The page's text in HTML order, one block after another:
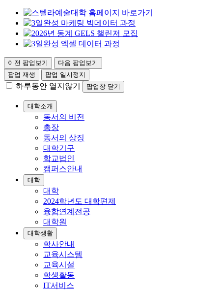
이전 팝업보기
다음 팝업보기
팝업 재생
팝업 일시정지
하루동안 열지않기 팝업창 닫기
대학소개
동서의 비전
총장
동서의 상징
대학기구
학교법인
캠퍼스안내
대학
대학
2024학년도 대학편제
융합연계전공
대학원
대학생활
학사안내
교육시스템
교육시설
학생활동
IT서비스